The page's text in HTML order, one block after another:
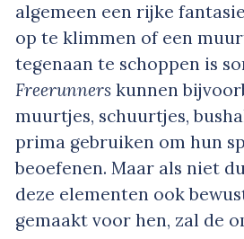
algemeen een rijke
op te klimmen of een
tegenaan te schoppen is
Freerunners kunnen
muurtjes, schuurtjes,
prima gebruiken om hun
beoefenen. Maar als niet
deze elementen ook
gemaakt voor hen, zal de